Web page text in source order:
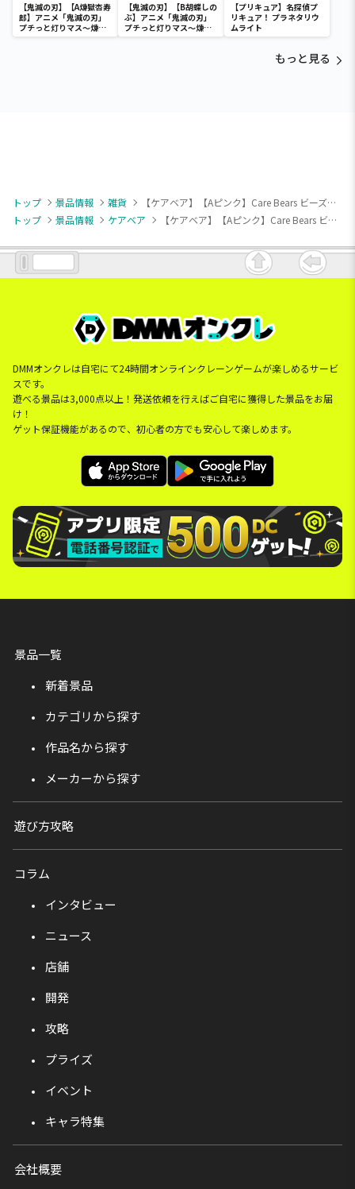
【鬼滅の刃】【A煉獄杏寿
郎】アニメ「鬼滅の刃」
プチっと灯りマス～煉獄
杏寿郎・胡蝶しのぶ～
【鬼滅の刃】【B胡蝶しの
ぶ】アニメ「鬼滅の刃」
プチっと灯りマス～煉獄
杏寿郎・胡蝶しのぶ～
【プリキュア】名探偵プ
リキュア！ プラネタリウ
ムライト
もっと見る
トップ 景品情報 雑貨
【ケアベア】【Aピンク】Care Bears ビーズクッションXL プレミアムDX
トップ
景品情報 ケアベア 【ケアベア】【Aピンク】Care Bears ビーズクッションXL プレミアムDX
DMMオンクレは自宅にて24時間オンラインクレーンゲームが楽しめるサービ
スです。
遊べる景品は3,000点以上！発送依頼を行えばご自宅に獲得した景品をお届
け！
ゲット保証機能があるので、初心者の方でも安心して楽しめます。
景品一覧
新着景品
カテゴリから探す
作品名から探す
メーカーから探す
遊び方攻略
コラム
インタビュー
ニュース
店舗
開発
攻略
プライズ
イベント
キャラ特集
会社概要